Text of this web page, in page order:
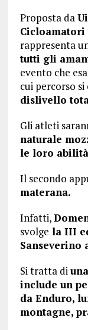
Proposta da
Cicloamatori
rappresenta
tutti gli
evento che
cui percorso si
dislivello
Gli atleti
naturale
le loro
Il secondo
materana.
Infatti,
svolge la III
Sanseverino
Si tratta di
include un
da Enduro,
montagne,